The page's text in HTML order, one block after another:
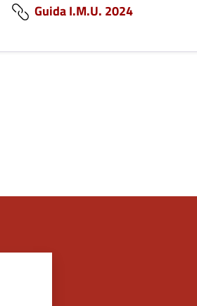
Guida I.M.U. 2024